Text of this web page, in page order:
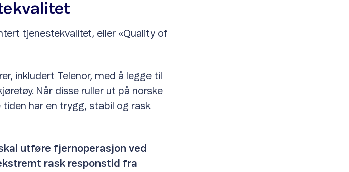
tjenestekvalitet, eller «Quality of
inkludert Telenor, med å legge til
Når disse ruller ut på norske
tiden har en trygg, stabil og rask
utføre fjernoperasjon ved
rask responstid fra